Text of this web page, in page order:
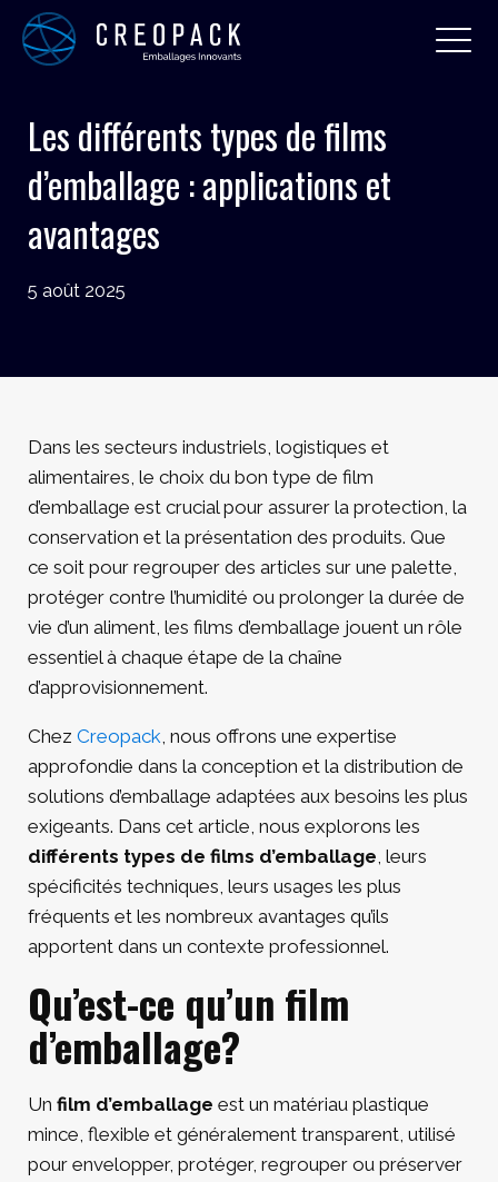
Les différents types de films
d’emballage : applications et
avantages
5 août 2025
Dans les secteurs industriels, logistiques et
alimentaires, le choix du bon type de film
d’emballage est crucial pour assurer la protection, la
conservation et la présentation des produits. Que
ce soit pour regrouper des articles sur une palette,
protéger contre l’humidité ou prolonger la durée de
vie d’un aliment, les films d’emballage jouent un rôle
essentiel à chaque étape de la chaîne
d’approvisionnement.
Chez Creopack, nous offrons une expertise
approfondie dans la conception et la distribution de
solutions d’emballage adaptées aux besoins les plus
exigeants. Dans cet article, nous explorons les
différents types de films d’emballage, leurs
spécificités techniques, leurs usages les plus
fréquents et les nombreux avantages qu’ils
apportent dans un contexte professionnel.
Qu’est-ce qu’un film
d’emballage?
Un film d’emballage est un matériau plastique
mince, flexible et généralement transparent, utilisé
pour envelopper, protéger, regrouper ou préserver